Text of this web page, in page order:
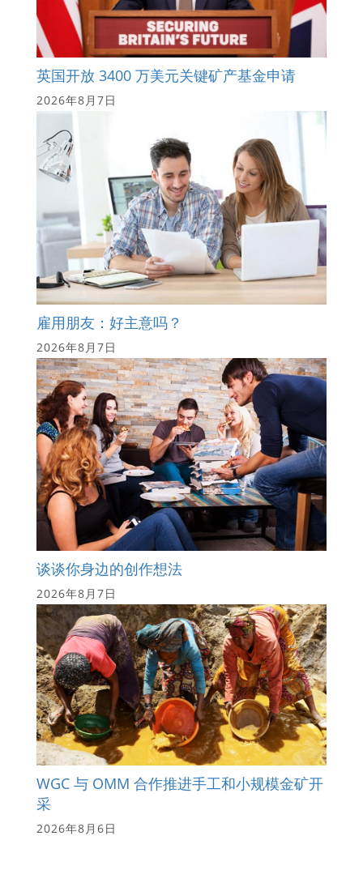
英国开放 3400 万美元关键矿产基金申请
2026年8月7日
雇用朋友：好主意吗？
2026年8月7日
谈谈你身边的创作想法
2026年8月7日
WGC 与 OMM 合作推进手工和小规模金矿开
采
2026年8月6日